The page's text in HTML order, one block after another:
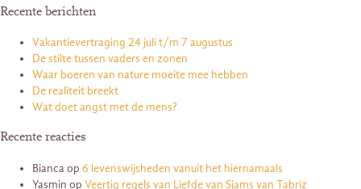
Recente berichten
Vakantievertraging 24 juli t/m 7 augustus
De stilte tussen vaders en zonen
Waar boeren van nature moeite mee hebben
De realiteit breekt
Wat doet angst met de mens?
Recente reacties
Biancaop 6 levenswijsheden vanuit het hiernamaals
Yasmin op Veertig regels van Liefde van Sjams van Tabriz